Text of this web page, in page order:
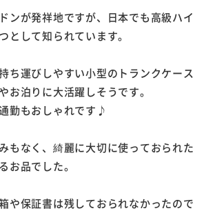
ンが発祥地ですが、日本でも高級ハイ
として知られています。
ち運びしやすい小型のトランクケース
お泊りに大活躍しそうです。
勤もおしゃれです♪
もなく、綺麗に大切に使っておられた
お品でした。
や保証書は残しておられなかったので